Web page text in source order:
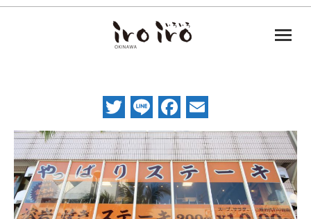
Twitter
LineFacebook